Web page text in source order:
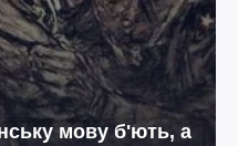
мову б'ють, а